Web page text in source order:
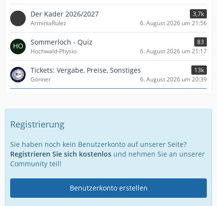
Der Kader 2026/2027
3,7k
ArminiaRulez
6. August 2026 um 21:56
Sommerloch - Quiz
83
Hochwald-Physio
6. August 2026 um 21:17
Tickets: Vergabe, Preise, Sonstiges
13k
Gönner
6. August 2026 um 20:39
Registrierung
Sie haben noch kein Benutzerkonto auf unserer Seite?
Registrieren Sie sich kostenlos und nehmen Sie an unserer
Community teil!
Benutzerkonto erstellen